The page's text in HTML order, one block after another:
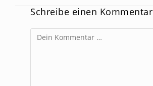
Schreibe einen Kommentar
Kommentar